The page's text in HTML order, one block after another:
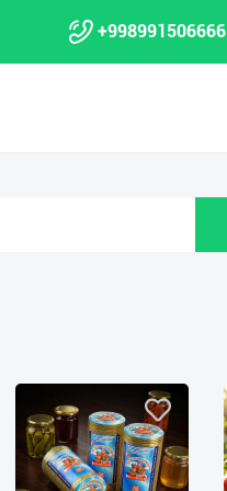
+998991506666